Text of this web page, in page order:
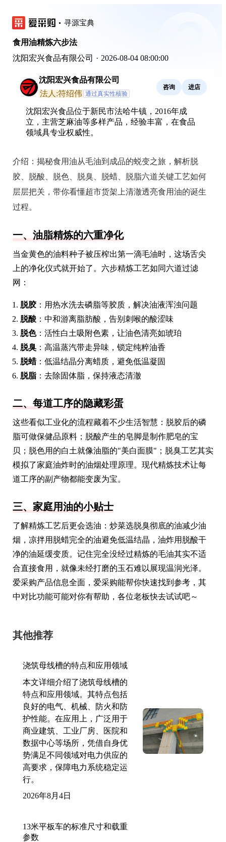
寻源宝典
食用油精炼六步法
沈阳宏兴食品有限公司 · 2026-08-04 08:00:00
沈阳宏兴食品有限公司
法人:符绍伟 通过真实性核验
咨询 进店
沈阳宏兴食品位于新民市法哈牛镇，2016年成
立，主营芝麻油等多样产品，经验丰富，在食品
领域具专业权威性。
介绍： 揭秘食用油从毛油到成品的蜕变之旅，解析脱
胶、脱酸、脱色、脱臭、脱蜡、脱脂六道关键工艺如何
层层把关，带你看懂超市货架上清澈透亮食用油的诞生
过程。
一、油脂精炼的六重净化
当金黄色的油料种子被压榨出第一滴毛油时，这场舌尖
上的净化仪式就开始了。六步精炼工艺如同六道过滤
网：
脱胶：用热水洗去磷脂等胶质，解决油液浑浊问题
脱酸 ：中和游离脂肪酸，告别刺喉的酸涩味
脱色：活性白土吸附色素，让油色清亮如琥珀
脱臭 ：高温蒸汽带走异味，锁定纯粹油香
脱蜡：低温结晶分离蜡质，避免低温凝固
脱脂 ：去除固体脂，保持液态清澈
二、每道工序的隐藏彩蛋
这些看似工业化的流程藏着不少生活智慧：脱胶后的磷
脂可做保健品原料；脱酸产生的皂脚是制作肥皂的宝
贝；脱色用的白土就像油脂的"美白面膜"；脱臭工艺其实
模拟了家庭油炸时的油烟处理原理。现代精炼技术让每
道工序的副产物都能变废为宝。
三、家庭用油的小贴士
了解精炼工艺后更会选油：炒菜选脱臭彻底的油减少油
烟，凉拌用脱蜡完全的油避免低温结晶，油炸用脱酸干
净的油延缓变质。记住完全没经过精炼的毛油其实不适
合直接食用，就像未经打磨的玉石难以展现温润光泽。
爱采购产品信息全面，爱采购能帮你快速找到参考，其
中对比功能可能对你有帮助，各位老板快去试试吧～
其他推荐
浇筑母线槽的特点和应用领域
本文详细介绍了浇筑母线槽的
特点和应用领域。其特点包括
良好的电气、机械、防火和防
护性能。在应用上，广泛用于
商业建筑、工业厂房、医院和
数据中心等场所，凭借自身优
势满足不同领域对电力供应的
高要求，保障电力系统稳定运
行。
2026年8月4日
13米平板车的标准尺寸和载重
参数